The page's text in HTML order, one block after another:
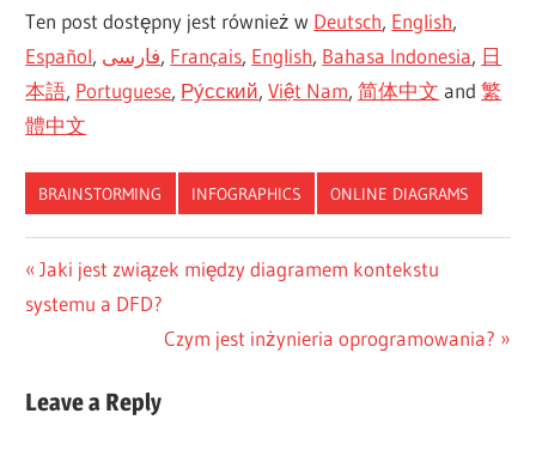
Ten post dostępny jest również w Deutsch, English,
Español, فارسی, Français, English, Bahasa Indonesia, 日
本語, Portuguese, Ру́сский,Việt Nam,简体中文 and繁
體中文
BRAINSTORMING INFOGRAPHICS ONLINE DIAGRAMS
DONE
ES-
DONE
Nawigacja
wpisu
Previous
Post:
Jaki jest związek między diagramem kontekstu
systemu a DFD?
Next
Czym jest inżynieria oprogramowania?
Leave a Reply